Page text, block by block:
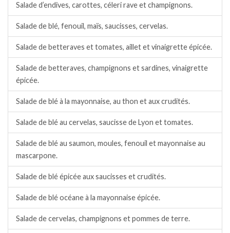
Salade d’endives, carottes, céleri rave et champignons.
Salade de blé, fenouil, maïs, saucisses, cervelas.
Salade de betteraves et tomates, aillet et vinaigrette épicée.
Salade de betteraves, champignons et sardines, vinaigrette
épicée.
Salade de blé à la mayonnaise, au thon et aux crudités.
Salade de blé au cervelas, saucisse de Lyon et tomates.
Salade de blé au saumon, moules, fenouil et mayonnaise au
mascarpone.
Salade de blé épicée aux saucisses et crudités.
Salade de blé océane à la mayonnaise épicée.
Salade de cervelas, champignons et pommes de terre.